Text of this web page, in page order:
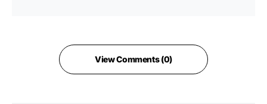
View Comments (0)